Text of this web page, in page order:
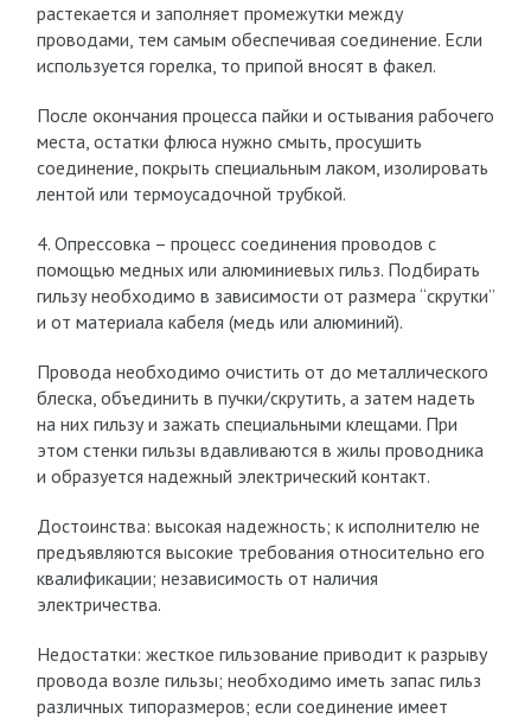
растекается и заполняет промежутки между
проводами, тем самым обеспечивая соединение. Если
используется горелка, то припой вносят в факел.
После окончания процесса пайки и остывания рабочего
места, остатки флюса нужно смыть, просушить
соединение, покрыть специальным лаком, изолировать
лентой или термоусадочной трубкой.
4. Опрессовка – процесс соединения проводов с
помощью медных или алюминиевых гильз. Подбирать
гильзу необходимо в зависимости от размера “скрутки”
и от материала кабеля (медь или алюминий).
Провода необходимо очистить от до металлического
блеска, объединить в пучки/скрутить, а затем надеть
на них гильзу и зажать специальными клещами. При
этом стенки гильзы вдавливаются в жилы проводника
и образуется надежный электрический контакт.
Достоинства: высокая надежность; к исполнителю не
предъявляются высокие требования относительно его
квалификации; независимость от наличия
электричества.
Недостатки: жесткое гильзование приводит к разрыву
провода возле гильзы; необходимо иметь запас гильз
различных типоразмеров; если соединение имеет